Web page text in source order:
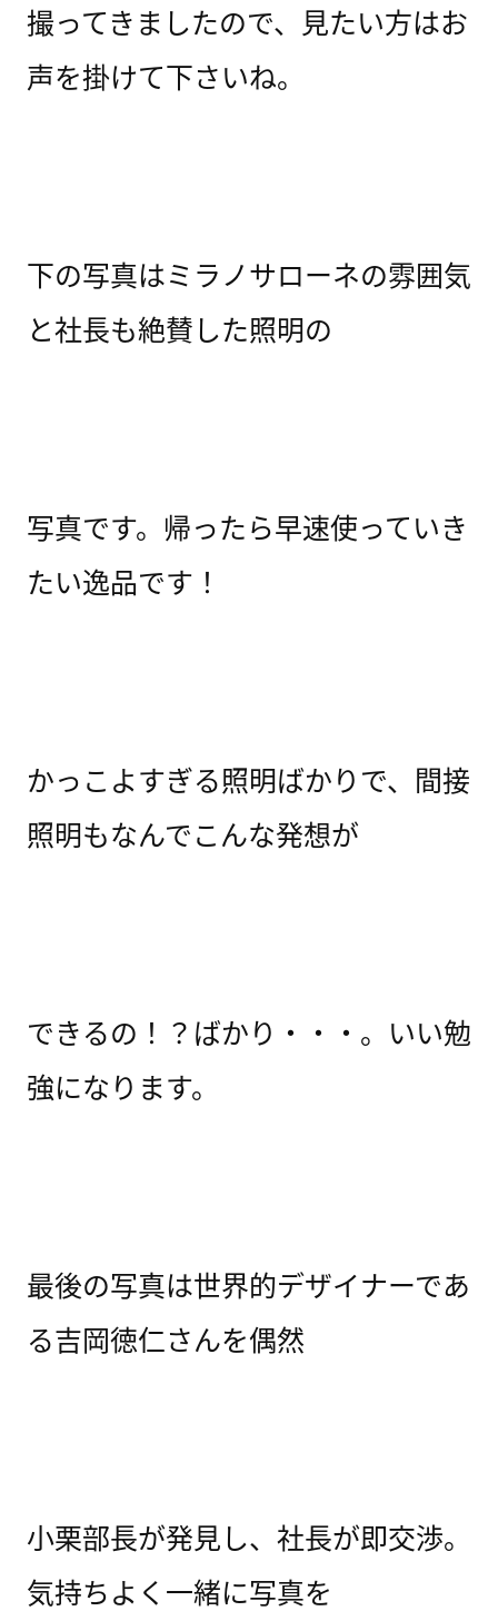
撮ってきましたので、見たい方はお
声を掛けて下さいね。
下の写真はミラノサローネの雰囲気
と社長も絶賛した照明の
写真です。帰ったら早速使っていき
たい逸品です！
かっこよすぎる照明ばかりで、間接
照明もなんでこんな発想が
できるの！？ばかり・・・。いい勉
強になります。
最後の写真は世界的デザイナーであ
る吉岡徳仁さんを偶然
小栗部長が発見し、社長が即交渉。
気持ちよく一緒に写真を